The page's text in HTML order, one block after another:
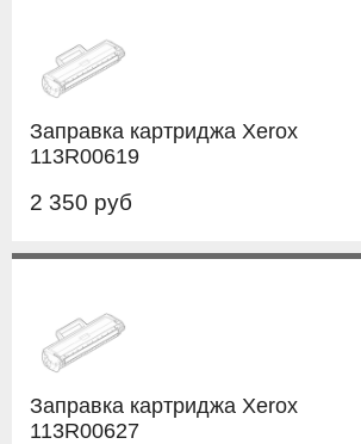
Заправка картриджа Xerox
113R00619
2 350 руб
Заправка картриджа Xerox
113R00627